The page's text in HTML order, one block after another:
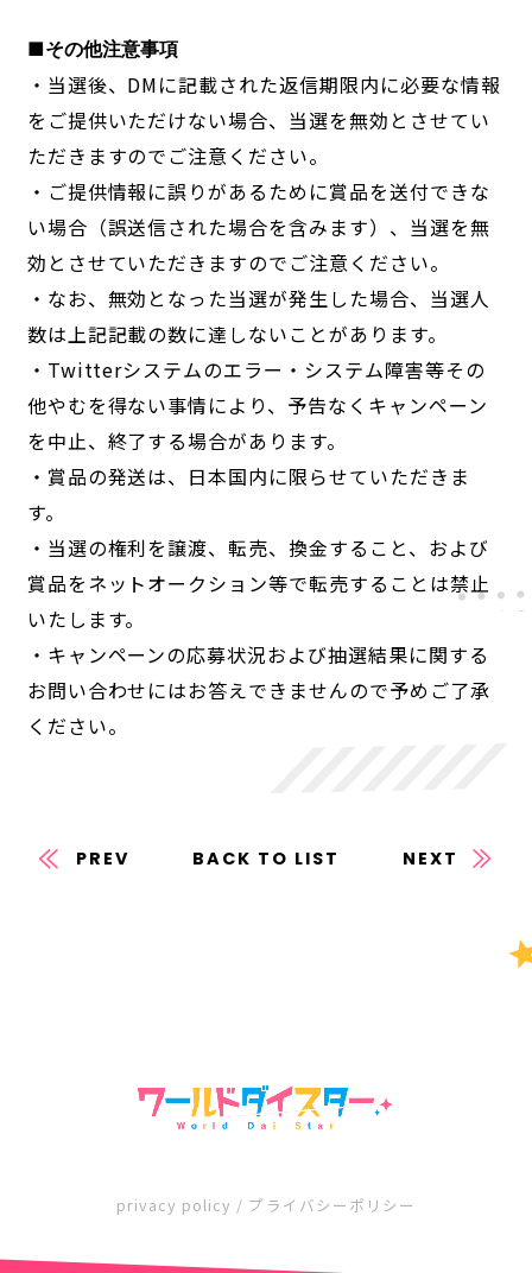
■その他注意事項
・当選後、DMに記載された返信期限内に必要な情報
をご提供いただけない場合、当選を無効とさせてい
ただきますのでご注意ください。
・ご提供情報に誤りがあるために賞品を送付できな
い場合（誤送信された場合を含みます）、当選を無
効とさせていただきますのでご注意ください。
・なお、無効となった当選が発生した場合、当選人
数は上記記載の数に達しないことがあります。
・Twitterシステムのエラー・システム障害等その
他やむを得ない事情により、予告なくキャンペーン
を中止、終了する場合があります。
・賞品の発送は、日本国内に限らせていただきま
す。
・当選の権利を譲渡、転売、換金すること、および
賞品をネットオークション等で転売することは禁止
いたします。
・キャンペーンの応募状況および抽選結果に関する
お問い合わせにはお答えできませんので予めご了承
ください。
PREV BACK TO LIST NEXT
privacy policy / プライバシーポリシー